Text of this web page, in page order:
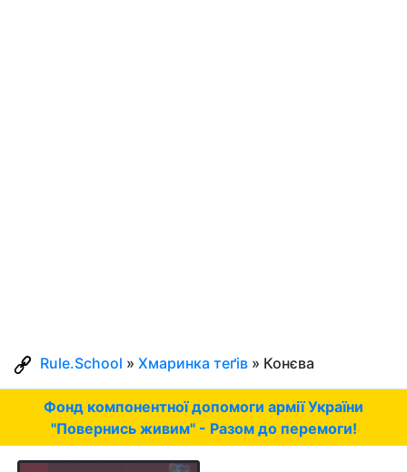
Rule.School » Хмаринка теґів » Конєва
Фонд компонентної допомоги армії України
"Повернись живим" - Разом до перемоги!